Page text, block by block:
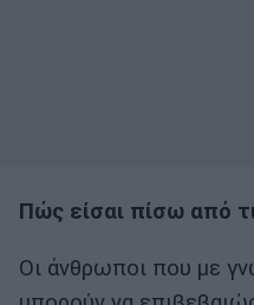
Πώς είσαι πίσω από
Οι άνθρωποι που με